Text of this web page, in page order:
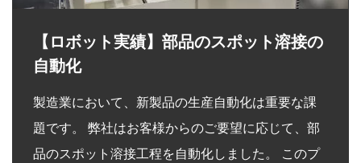
【ロボット実績】部品のスポット溶接の
自動化
製造業において、新製品の生産自動化は重要な課
題です。 弊社はお客様からのご要望に応じて、部
品のスポット溶接工程を自動化しました。 このプ